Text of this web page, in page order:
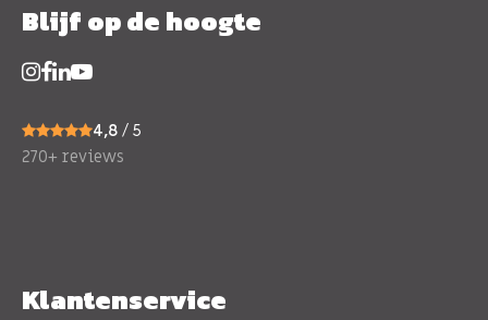
Blijf op de hoogte
4,8 / 5
270+ reviews
Klantenservice